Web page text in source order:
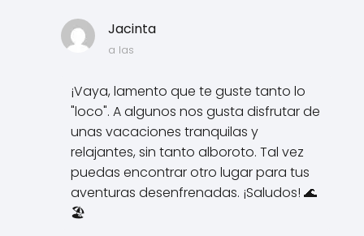
Jacinta
a las
¡Vaya, lamento que te guste tanto lo
"loco". A algunos nos gusta disfrutar de
unas vacaciones tranquilas y
relajantes, sin tanto alboroto. Tal vez
puedas encontrar otro lugar para tus
aventuras desenfrenadas. ¡Saludos! 🌊
🏖️